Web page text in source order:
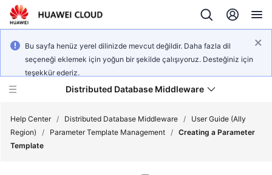
Bu sayfa henüz yerel dilinizde mevcut değildir. Daha fazla dil
seçeneği eklemek için yoğun bir şekilde çalışıyoruz. Desteğiniz için
teşekkür ederiz.
Distributed Database Middleware
Help Center / Distributed Database Middleware /
User Guide (Ally
Region)
/ Parameter Template Management / Creating a Parameter
Template